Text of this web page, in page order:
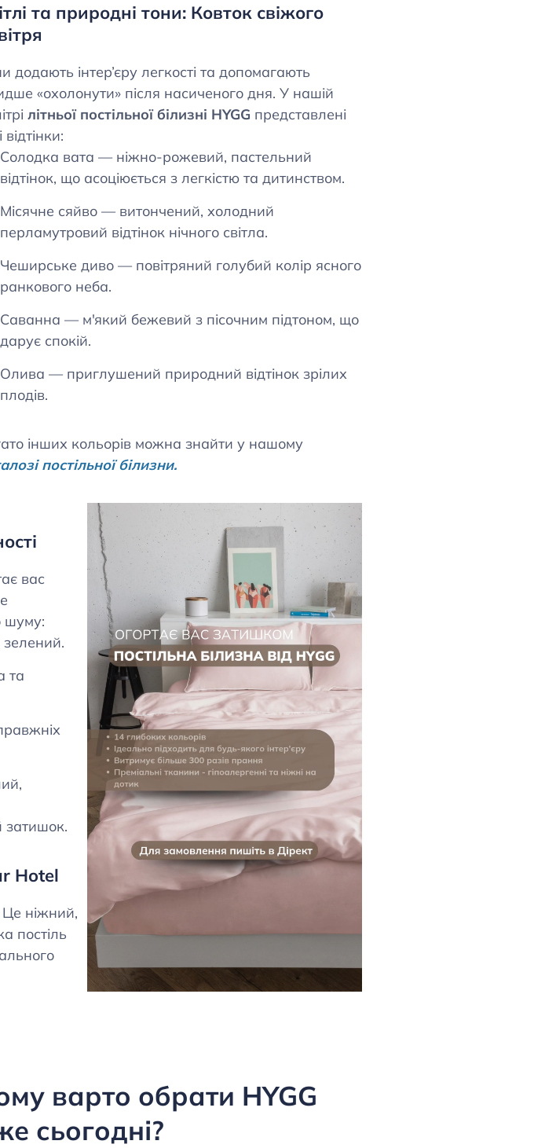
та природні тони: Ковток свіжого
додають інтер’єру легкості та допомагають
«охолонути» після насиченого дня. У нашій
літньої постільної білизні HYGG представлені
відтінки:
Солодка вата — ніжно-рожевий, пастельний
відтінок, що асоціюється з легкістю та дитинством.
Місячне сяйво — витончений, холодний
перламутровий відтінок нічного світла.
Чеширське диво — повітряний голубий колір ясного
ранкового неба.
Саванна — м'який бежевий з пісочним підтоном, що
дарує спокій.
Олива — приглушений природний відтінок зрілих
плодів.
інших кольорів можна знайти у нашому
постільної білизни.
вас
шуму:
та
затишок.
Hotel
Це ніжний,
постіль
варто обрати HYGG
сьогодні?